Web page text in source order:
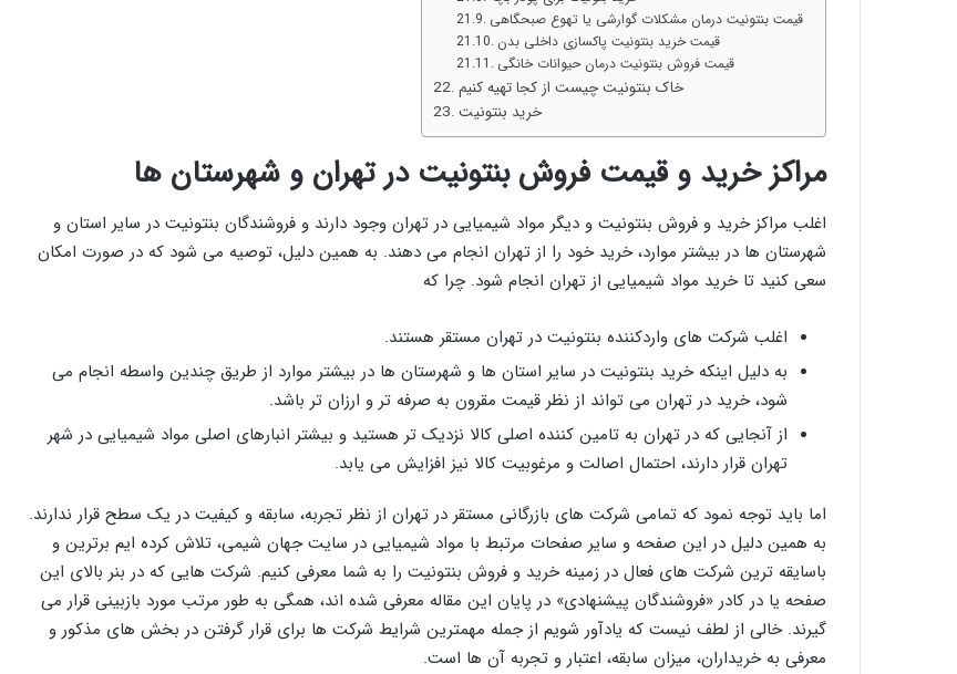
قیمت بنتونیت درمان مشکلات گوارشی یا تهوع صبحگاهی
قیمت خرید بنتونیت پاکسازی داخلی بدن
قیمت فروش بنتونیت درمان حیوانات خانگی
خاک بنتونیت چیست از کجا تهیه کنیم
خرید بنتونیت
مراکز خرید و قیمت فروش بنتونیت در تهران و شهرستان‌ ها
اغلب مراکز خرید و فروش بنتونیت و دیگر مواد شیمیایی در تهران وجود دارند و فروشندگان بنتونیت در سایر استان و
شهرستان ها در بیشتر موارد، خرید خود را از تهران انجام می دهند. به همین دلیل، توصیه می شود که در صورت امکان
سعی کنید تا خرید مواد شیمیایی از تهران انجام شود. چرا که
اغلب شرکت های واردکننده بنتونیت در تهران مستقر هستند.
به دلیل اینکه خرید بنتونیت در سایر استان ها و شهرستان ها در بیشتر موارد از طریق چندین واسطه انجام می
شود، خرید در تهران می تواند از نظر قیمت مقرون به صرفه تر و ارزان تر باشد.
از آنجایی که در تهران به تامین کننده اصلی کالا نزدیک تر هستید و بیشتر انبارهای اصلی مواد شیمیایی در شهر
تهران قرار دارند، احتمال اصالت و مرغوبیت کالا نیز افزایش می یابد.
اما باید توجه نمود که تمامی شرکت های بازرگانی مستقر در تهران از نظر تجربه، سابقه و کیفیت در یک سطح قرار ندارند.
به همین دلیل در این صفحه و سایر صفحات مرتبط با مواد شیمیایی در سایت جهان شیمی، تلاش کرده ایم برترین و
باسایقه ترین شرکت های فعال در زمینه خرید و فروش بنتونیت را به شما معرفی کنیم. شرکت هایی که در بنر بالای این
صفحه یا در کادر «فروشندگان پیشنهادی» در پایان این مقاله معرفی شده اند، همگی به طور مرتب مورد بازبینی قرار می
گیرند. خالی از لطف نیست که یادآور شویم از جمله مهمترین شرایط شرکت ها برای قرار گرفتن در بخش های مذکور و
معرفی به خریداران، میزان سابقه، اعتبار و تجربه آن ها است.